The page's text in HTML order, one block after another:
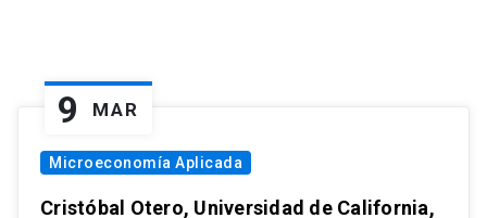
9 MAR
Microeconomía Aplicada
Cristóbal Otero, Universidad de California,